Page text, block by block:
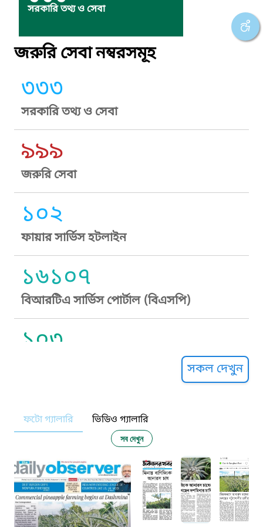
সরকারি তথ্য ও সেবা
জরুরি সেবা নম্বরসমূহ
৩৩৩
সরকারি তথ্য ও সেবা
৯৯৯
জরুরি সেবা
১০২
ফায়ার সার্ভিস হটলাইন
১৬১০৭
বিআরটিএ সার্ভিস পোর্টাল (বিএসপি)
১০৩
নারী ও শিশু নির্যাতন প্রতিরোধ
১০৬
দুদক
সকল দেখুন
ফটো গ্যালারি ভিডিও গ্যালারি
সব দেখুন